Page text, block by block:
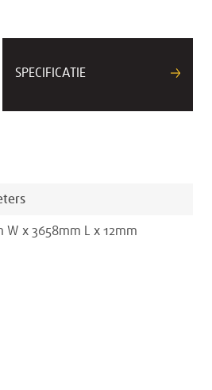
SPECIFICATIE
W x 3658mm L x 12mm